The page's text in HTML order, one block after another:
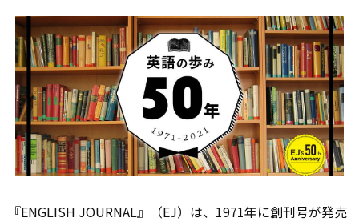
『ENGLISH JOURNAL』（EJ）は、1971年に創刊号が発売